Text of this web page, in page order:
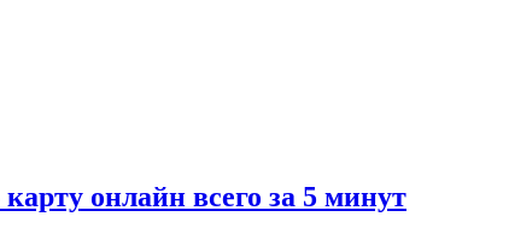
онлайн всего за 5 минут